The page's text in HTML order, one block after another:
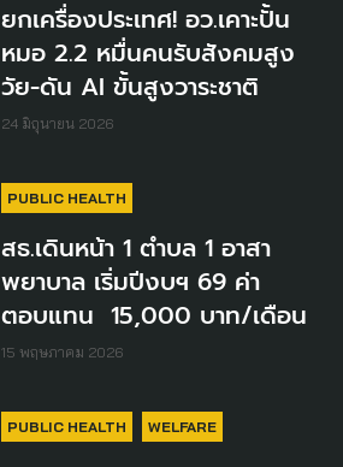
ยกเครื่องประเทศ! อว.เคาะปั้น
หมอ 2.2 หมื่นคนรับสังคมสูง
วัย-ดัน AI ขั้นสูงวาระชาติ
24 มิถุนายน 2026
PUBLIC HEALTH
สธ.เดินหน้า 1 ตำบล 1 อาสา
พยาบาล เริ่มปีงบฯ 69 ค่า
ตอบแทน 15,000 บาท/เดือน
15 พฤษภาคม 2026
PUBLIC HEALTH WELFARE